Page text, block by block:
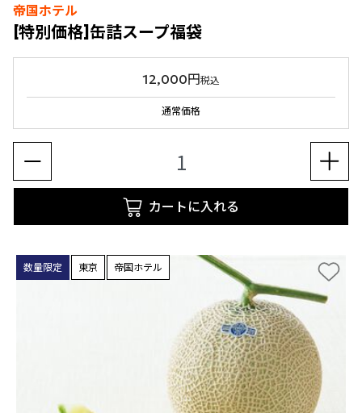
帝国ホテル
[特別価格]缶詰スープ福袋
12,000円税込
通常価格
カートに入れる
数量限定 東京 帝国ホテル